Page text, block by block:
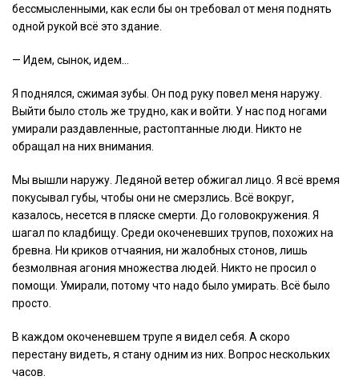
бессмысленными, как если бы он требовал от меня поднять
одной рукой всё это здание.
— Идем, сынок, идем…
Я поднялся, сжимая зубы. Он под руку повел меня наружу.
Выйти было столь же трудно, как и войти. У нас под ногами
умирали раздавленные, растоптанные люди. Никто не
обращал на них внимания.
Мы вышли наружу. Ледяной ветер обжигал лицо. Я всё время
покусывал губы, чтобы они не смерзлись. Всё вокруг,
казалось, несется в пляске смерти. До головокружения. Я
шагал по кладбищу. Среди окоченевших трупов, похожих на
бревна. Ни криков отчаяния, ни жалобных стонов, лишь
безмолвная агония множества людей. Никто не просил о
помощи. Умирали, потому что надо было умирать. Всё было
просто.
В каждом окоченевшем трупе я видел себя. А скоро
перестану видеть, я стану одним из них. Вопрос нескольких
часов.